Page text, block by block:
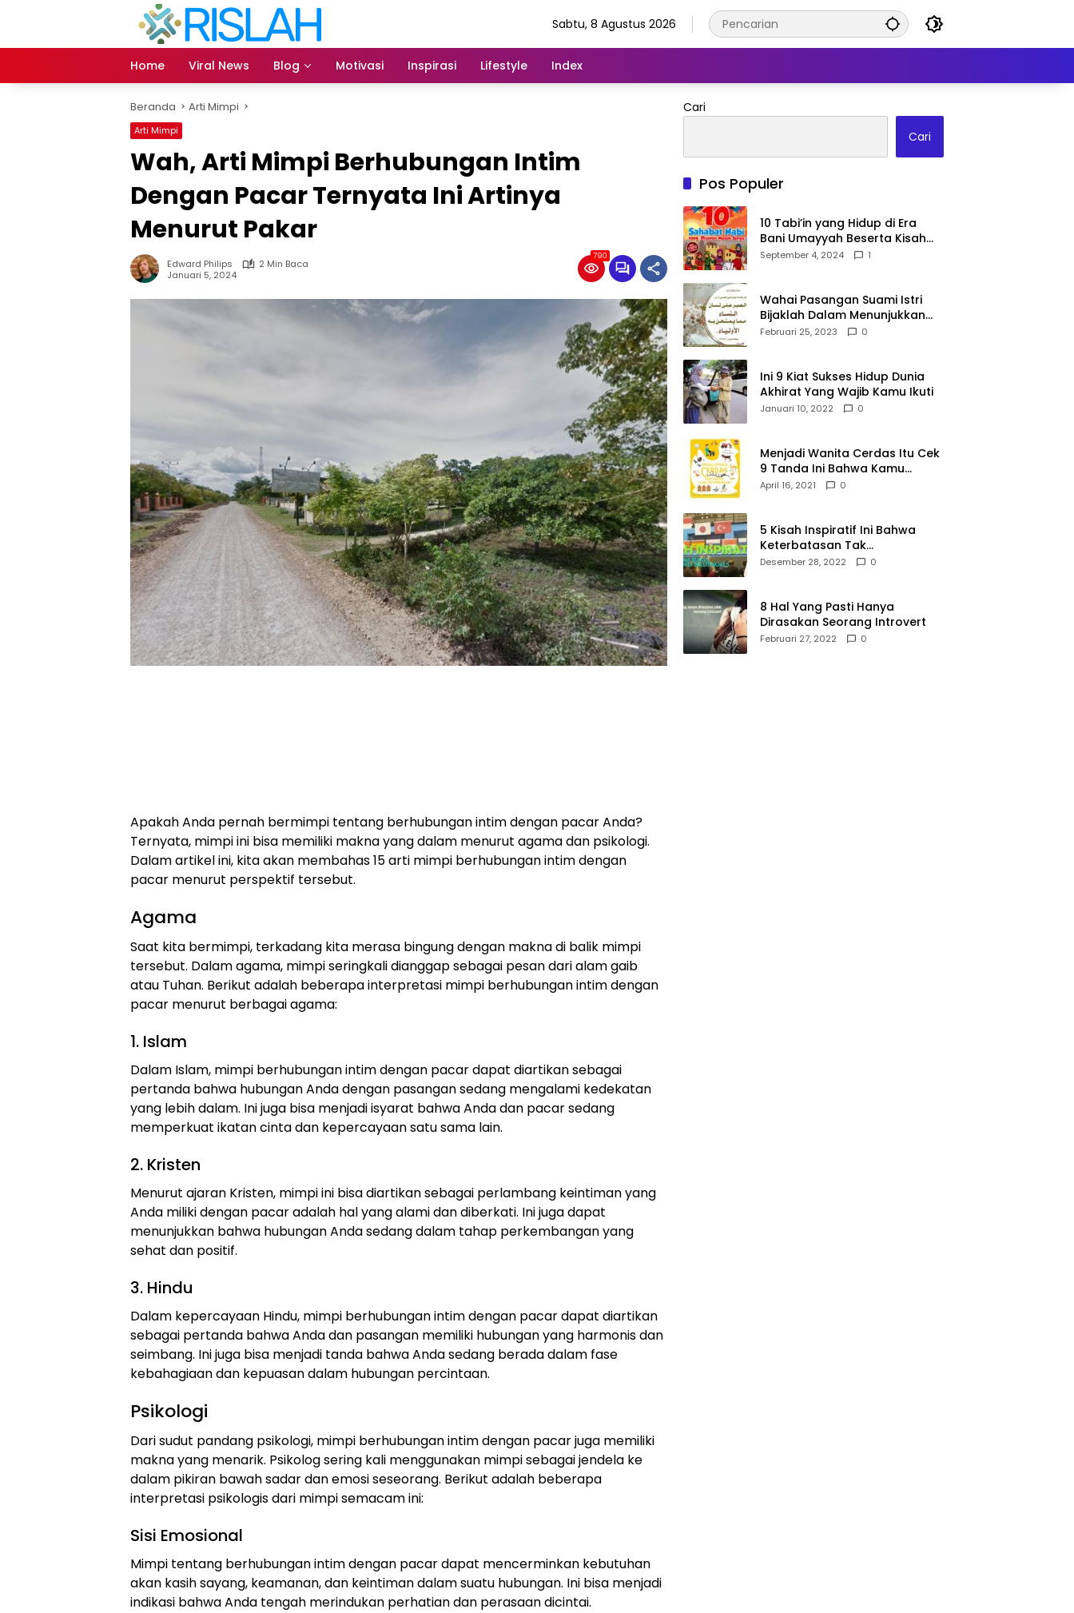
Sabtu, 8 Agustus 2026
Home Viral News Blog Motivasi Inspirasi Lifestyle Index
Beranda Arti Mimpi
Arti Mimpi
Wah, Arti Mimpi Berhubungan Intim
Dengan Pacar Ternyata Ini Artinya
Menurut Pakar
Edward Philips
2 Min Baca
Januari 5, 2024
790
Apakah Anda pernah bermimpi tentang berhubungan intim dengan pacar Anda?
Ternyata, mimpi ini bisa memiliki makna yang dalam menurut agama dan psikologi.
Dalam artikel ini, kita akan membahas 15 arti mimpi berhubungan intim dengan
pacar menurut perspektif tersebut.
Agama
Saat kita bermimpi, terkadang kita merasa bingung dengan makna di balik mimpi
tersebut. Dalam agama, mimpi seringkali dianggap sebagai pesan dari alam gaib
atau Tuhan. Berikut adalah beberapa interpretasi mimpi berhubungan intim dengan
pacar menurut berbagai agama:
1. Islam
Dalam Islam, mimpi berhubungan intim dengan pacar dapat diartikan sebagai
pertanda bahwa hubungan Anda dengan pasangan sedang mengalami kedekatan
yang lebih dalam. Ini juga bisa menjadi isyarat bahwa Anda dan pacar sedang
memperkuat ikatan cinta dan kepercayaan satu sama lain.
2. Kristen
Menurut ajaran Kristen, mimpi ini bisa diartikan sebagai perlambang keintiman yang
Anda miliki dengan pacar adalah hal yang alami dan diberkati. Ini juga dapat
menunjukkan bahwa hubungan Anda sedang dalam tahap perkembangan yang
sehat dan positif.
3. Hindu
Dalam kepercayaan Hindu, mimpi berhubungan intim dengan pacar dapat diartikan
sebagai pertanda bahwa Anda dan pasangan memiliki hubungan yang harmonis dan
seimbang. Ini juga bisa menjadi tanda bahwa Anda sedang berada dalam fase
kebahagiaan dan kepuasan dalam hubungan percintaan.
Psikologi
Dari sudut pandang psikologi, mimpi berhubungan intim dengan pacar juga memiliki
makna yang menarik. Psikolog sering kali menggunakan mimpi sebagai jendela ke
dalam pikiran bawah sadar dan emosi seseorang. Berikut adalah beberapa
interpretasi psikologis dari mimpi semacam ini:
Sisi Emosional
Mimpi tentang berhubungan intim dengan pacar dapat mencerminkan kebutuhan
akan kasih sayang, keamanan, dan keintiman dalam suatu hubungan. Ini bisa menjadi
indikasi bahwa Anda tengah merindukan perhatian dan perasaan dicintai.
Cari
Cari
Pos Populer
10 Tabi’in yang Hidup di Era
Bani Umayyah Beserta Kisah
Teladan Mereka!
September 4, 2024 1
Wahai Pasangan Suami Istri
Bijaklah Dalam Menunjukkan
Kebahagiaanmu Di Publik
Februari 25, 2023 0
Ini 9 Kiat Sukses Hidup Dunia
Akhirat Yang Wajib Kamu Ikuti
Januari 10, 2022 0
Menjadi Wanita Cerdas Itu Cek
9 Tanda Ini Bahwa Kamu
Memang Wanita Cerdas
April 16, 2021 0
5 Kisah Inspiratif Ini Bahwa
Keterbatasan Tak
Menghalangi Segalanya
Desember 28, 2022 0
8 Hal Yang Pasti Hanya
Dirasakan Seorang Introvert
Februari 27, 2022 0